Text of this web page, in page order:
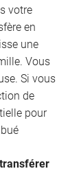
votre
en
une
Vous
Si vous
de
pour